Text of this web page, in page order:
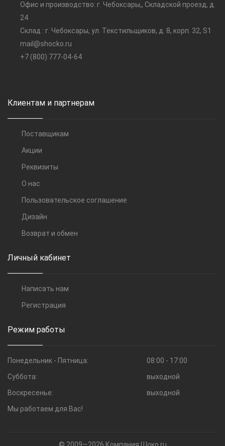
Офис и производство: г. Чебоксары,, Складской проезд, д.
24
Склад : г. Чебоксары, ул. Текстильщиков, д. 8, корп. 32, S1
mail@shocko.ru
+7 (800) 777-04-64
Клиентам и партнерам
Поставщикам
Акции
Реквизиты
О нас
Пользовательское соглашение
Дизайн
Возврат и обмен
Личный кабинет
Написать нам
Регистрация
Режим работы
Понедельник - Пятница:
08:00 - 17:00
Суббота:
выходной
Воскресенье:
выходной
Мы работаем для Вас!
© 2009—2026 Компания Шоко.ru